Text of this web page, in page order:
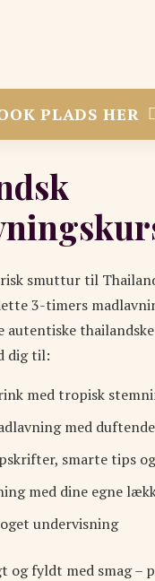
PLADS HER
smuttur til
3-timers
dig til:
med tropisk
med
smarte tips
med dine egne
undervisning
og fyldt med smag –